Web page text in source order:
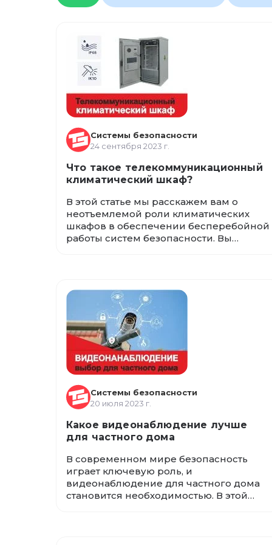
Системы безопасности
24 сентября 2023 г.
Что такое телекоммуникационный
климатический шкаф?
В этой статье мы расскажем вам о
неотъемлемой роли климатических
шкафов в обеспечении бесперебойной
работы систем безопасности. Вы
увеличивают срок службы техники. Мы
также рассмотрим разнообразие
вариантов климатических шкафов и их
соответствие нормам и стандартам, что
делает их неотъемлемой частью
современных систем безопасности.
Системы безопасности
20 июля 2023 г.
Какое видеонаблюдение лучше
для частного дома
В современном мире безопасность
играет ключевую роль, и
видеонаблюдение для частного дома
становится необходимостью. В этой